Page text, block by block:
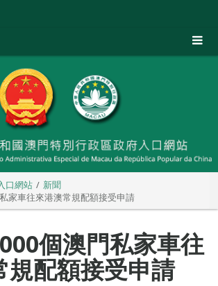
口網站
新聞
家車往來港澳常規配額接受申請
個澳門私家車往
規配額接受申請